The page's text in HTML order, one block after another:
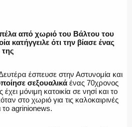
από χωριό του Βάλτου του
κατήγγειλε ότι την βίασε ένας
έσπευσε στην Αστυνομία και
σεξουαλικά ένας 70χρονος
μόνιμη κατοικία σε νησί και το
στο χωριό για τις καλοκαιρινές
το agrinionews.